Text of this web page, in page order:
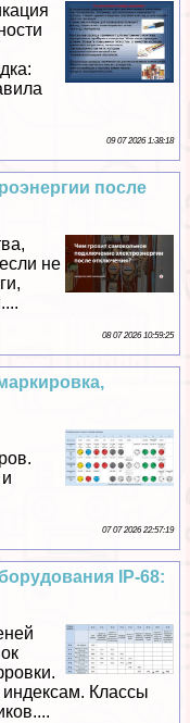
09 07 2026 1:38:18
после
не
08 07 2026 10:59:25
07 07 2026 22:57:19
IP-68:
Классы